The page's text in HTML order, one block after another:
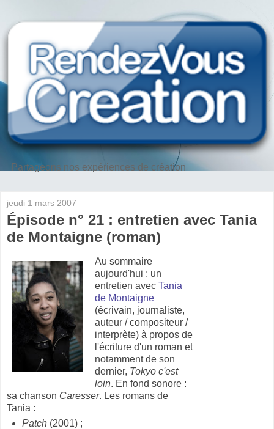
Partageons nos expériences de création
jeudi 1 mars 2007
Épisode n° 21 : entretien avec Tania
de Montaigne (roman)
Au sommaire
aujourd'hui : un
entretien avec Tania
de Montaigne
(écrivain, journaliste,
auteur / compositeur /
interprète) à propos de
l'écriture d'un roman et
notamment de son
dernier, Tokyo c'est
loin. En fond sonore :
sa chanson Caresser. Les romans de
Tania :
Patch(2001) ;